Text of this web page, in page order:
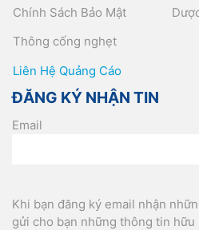
Chính Sách Bảo Mật
Thông cống nghẹt
Liên Hệ Quảng Cáo
ĐĂNG KÝ NHẬN TIN
Email
Khi bạn đăng ký email nhận
gửi cho bạn những thông tin